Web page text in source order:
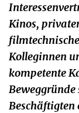
Kinos,
Kolleginnen
kompetente
Beschäftigten